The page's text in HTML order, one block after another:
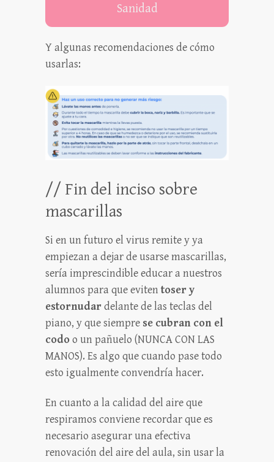
Sanidad
Y algunas recomendaciones de cómo
usarlas:
// Fin del inciso sobre
mascarillas
Si en un futuro el virus remite y ya
empiezan a dejar de usarse mascarillas,
sería imprescindible educar a nuestros
alumnos para que eviten toser y
estornudardelante de las teclas del
piano, y que siempre se cubran con el
codoo un pañuelo (NUNCA CON LAS
MANOS). Es algo que cuando pase todo
esto igualmente convendría hacer.
En cuanto a la calidad del aire que
respiramos conviene recordar que es
necesario asegurar una efectiva
renovación del aire del aula, sin usar la